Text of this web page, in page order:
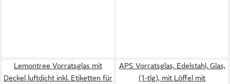
Lemontree Vorratsglas mit
Deckel luftdicht inkl. Etiketten für
APS Vorratsglas, Edelstahl, Glas,
(1-tlg), mit Löffel mit